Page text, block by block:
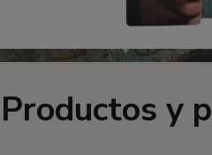
Productos y